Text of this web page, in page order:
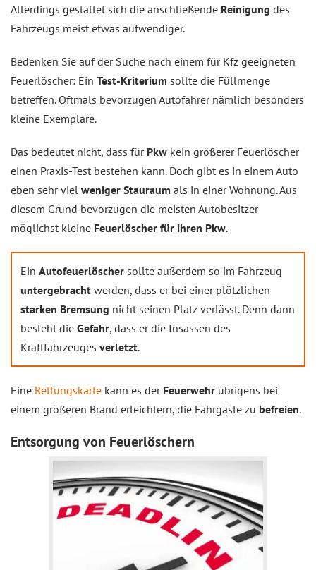
Allerdings gestaltet sich die anschließende Reinigung des
Fahrzeugs meist etwas aufwendiger.
Bedenken Sie auf der Suche nach einem für Kfz geeigneten
Feuerlöscher: Ein Test-Kriterium sollte die Füllmenge
betreffen. Oftmals bevorzugen Autofahrer nämlich besonders
kleine Exemplare.
Das bedeutet nicht, dass für Pkw kein größerer Feuerlöscher
einen Praxis-Test bestehen kann. Doch gibt es in einem Auto
eben sehr viel weniger Stauraum als in einer Wohnung. Aus
diesem Grund bevorzugen die meisten Autobesitzer
möglichst kleine Feuerlöscher für ihren Pkw.
Ein Autofeuerlöscher sollte außerdem so im Fahrzeug
untergebracht werden, dass er bei einer plötzlichen
starken Bremsung nicht seinen Platz verlässt. Denn dann
besteht die Gefahr, dass er die Insassen des
Kraftfahrzeuges verletzt.
Eine Rettungskarte kann es der Feuerwehr übrigens bei
einem größeren Brand erleichtern, die Fahrgäste zu befreien.
Entsorgung von Feuerlöschern